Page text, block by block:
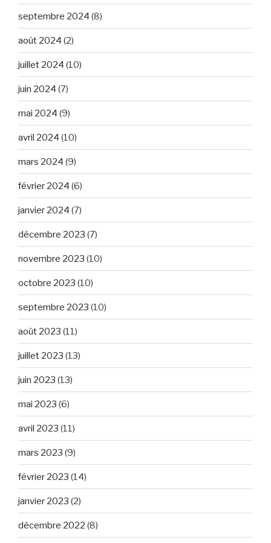
septembre 2024 (8)
août 2024 (2)
juillet 2024 (10)
juin 2024 (7)
mai 2024 (9)
avril 2024 (10)
mars 2024 (9)
février 2024 (6)
janvier 2024 (7)
décembre 2023 (7)
novembre 2023 (10)
octobre 2023 (10)
septembre 2023 (10)
août 2023 (11)
juillet 2023 (13)
juin 2023 (13)
mai 2023 (6)
avril 2023 (11)
mars 2023 (9)
février 2023 (14)
janvier 2023 (2)
décembre 2022 (8)